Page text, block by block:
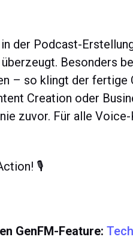
der Podcast-
Besonders
– so klingt der fertige
Creation oder
zuvor. Für alle
🎙️
GenFM-Feature: